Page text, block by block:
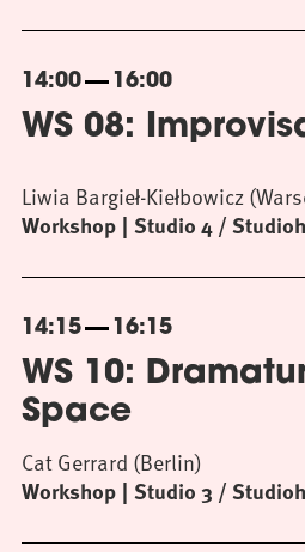
14:00 16:00
WS 08:
Workshop Studio 4 /
Liwia Bargieł-Kiełbowicz
14:15 16:15
WS 10:
Space
Workshop Studio 3 /
Cat Gerrard (Berlin)